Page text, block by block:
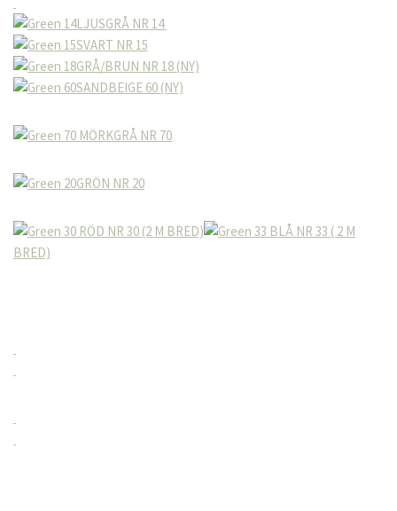
LJUSGRÅ NR 14
SVART NR 15
GRÅ/BRUN NR 18 (NY)
SANDBEIGE 60 (NY)
MÖRKGRÅ NR 70
GRÖN NR 20
RÖD NR 30 (2 M BRED)
BLÅ NR 33 ( 2 M
BRED)